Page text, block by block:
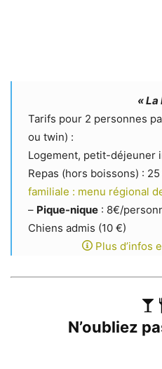
«
Tarifs pour 2 personnes
ou twin) :
Logement, petit-déjeuner
Repas (hors boissons) :
familiale : menu régional
– Pique-nique : 8€/
Chiens admis (10 €)
Plus d’infos
N’oubliez